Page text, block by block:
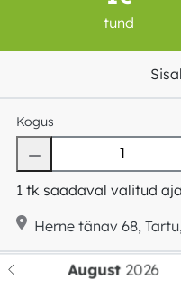
tund
Kogus
1 tk saadaval valitud
Herne tänav 68,
August